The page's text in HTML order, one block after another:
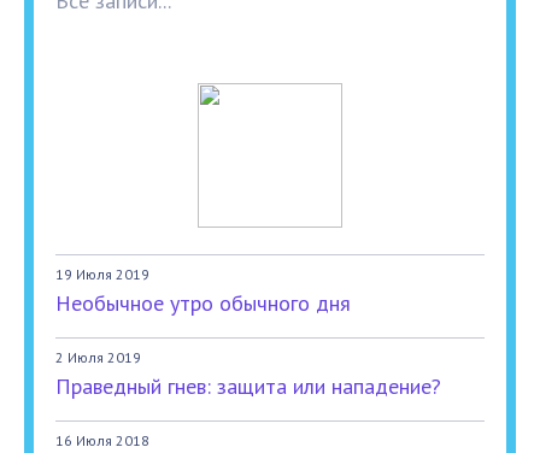
19 Июля 2019
Необычное утро обычного дня
2 Июля 2019
Праведный гнев: защита или нападение?
16 Июля 2018